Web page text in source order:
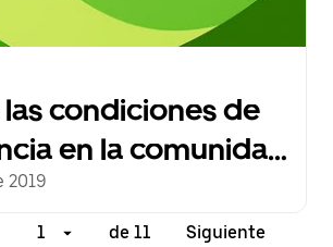
condiciones de
en la comunidad
para tener
2019
1 de 11 Siguiente